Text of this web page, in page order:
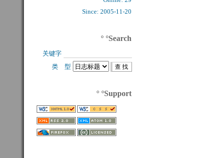
Since: 2005-11-20
° °Search
关键字
类 型
° °Support